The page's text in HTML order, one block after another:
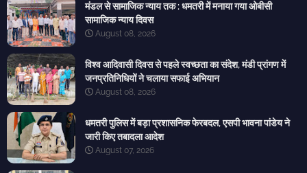
मंडल से सामाजिक न्याय तक : धमतरी में मनाया गया ओबीसी
सामाजिक न्याय दिवस
August 08, 2026
विश्व आदिवासी दिवस से पहले स्वच्छता का संदेश, मंडी प्रांगण में
जनप्रतिनिधियों ने चलाया सफाई अभियान
August 08, 2026
धमतरी पुलिस में बड़ा प्रशासनिक फेरबदल, एसपी भावना पांडेय ने
जारी किए तबादला आदेश
August 07, 2026